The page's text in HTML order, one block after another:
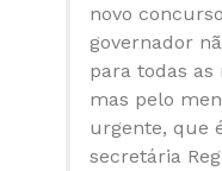
novo
governador
para todas as
mas pelo
urgente, que
secretária